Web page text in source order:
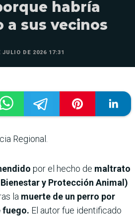
habría
a sus vecinos
JULIO DE 2026 17:31
Regional.
por el hecho de maltrato
y Protección Animal)
la muerte de un perro por
fuego. El autor fue identificado